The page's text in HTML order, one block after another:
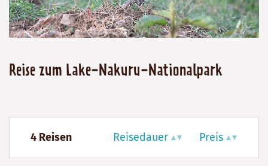
Reise zum Lake-Nakuru-Nationalpark
4 Reisen Reisedauer Preis